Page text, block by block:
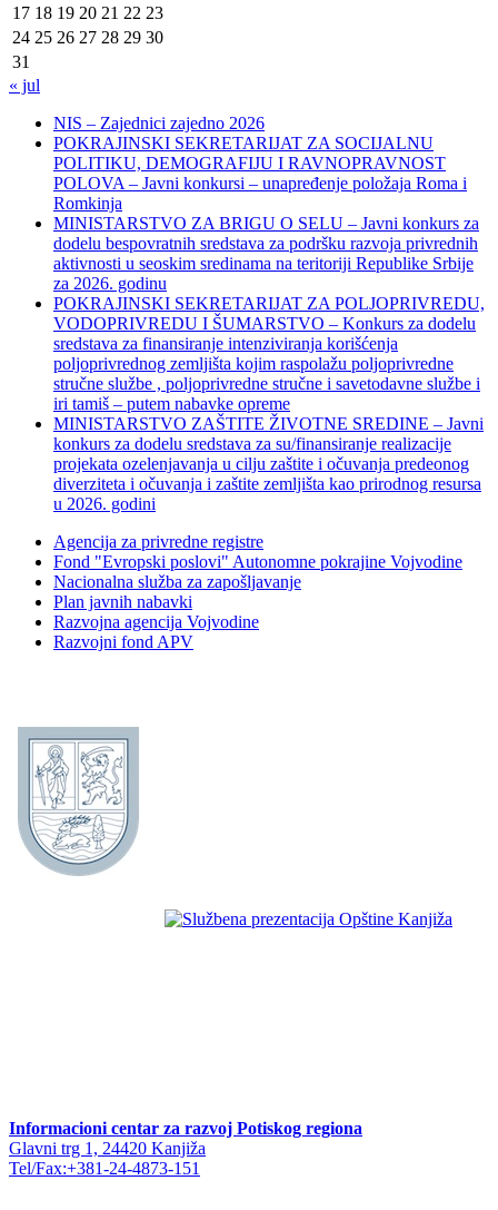
17 18 19 20 21 22 23
24 25 26 27 28 29 30
31
« jul
NIS – Zajednici zajedno 2026
POKRAJINSKI SEKRETARIJAT ZA SOCIJALNU
POLITIKU, DEMOGRAFIJU I RAVNOPRAVNOST
POLOVA – Javni konkursi – unapređenje položaja Roma i
Romkinja
MINISTARSTVO ZA BRIGU O SELU – Javni konkurs za
dodelu bespovratnih sredstava za podršku razvoja privrednih
aktivnosti u seoskim sredinama na teritoriji Republike Srbije
za 2026. godinu
POKRAJINSKI SEKRETARIJAT ZA POLJOPRIVREDU,
VODOPRIVREDU I ŠUMARSTVO – Konkurs za dodelu
sredstava za finansiranje intenziviranja korišćenja
poljoprivrednog zemljišta kojim raspolažu poljoprivredne
stručne službe , poljoprivredne stručne i savetodavne službe i
iri tamiš ‒ putem nabavke opreme
MINISTARSTVO ZAŠTITE ŽIVOTNE SREDINE – Javni
konkurs za dodelu sredstava za su/finansiranje realizacije
projekata ozelenjavanja u cilju zaštite i očuvanja predeonog
diverziteta i očuvanja i zaštite zemljišta kao prirodnog resursa
u 2026. godini
Agencija za privredne registre
Fond "Evropski poslovi" Autonomne pokrajine Vojvodine
Nacionalna služba za zapošljavanje
Plan javnih nabavki
Razvojna agencija Vojvodine
Razvojni fond APV
Informacioni centar za razvoj Potiskog regiona
Glavni trg 1, 24420 Kanjiža
Tel/Fax:+381-24-4873-151